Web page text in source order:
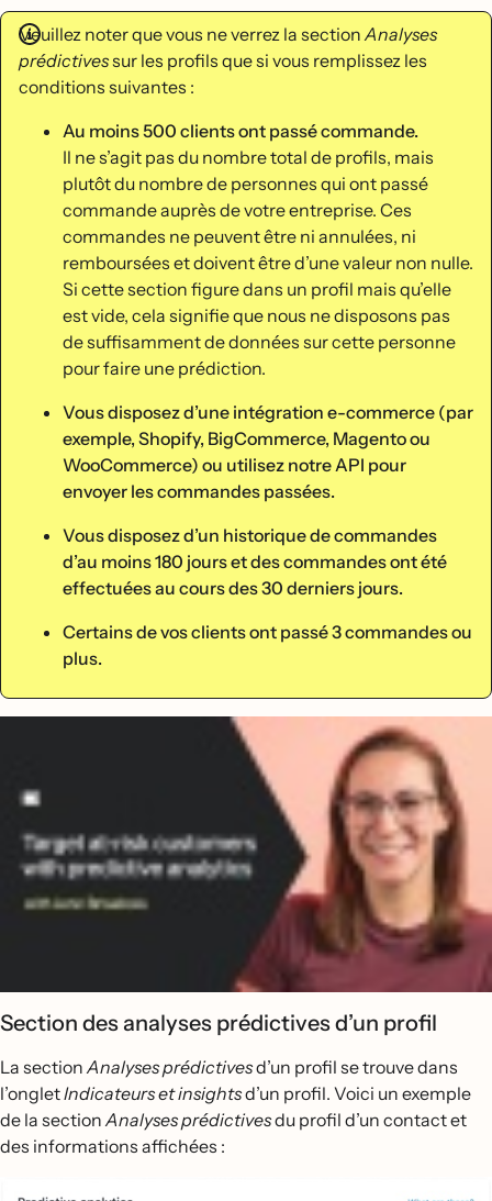
Veuillez noter que vous ne verrez la sectionAnalyses
prédictivessur les profils que si vous remplissez les
conditions suivantes :
Au moins 500 clients ont passé commande.
Il ne s’agit pas du nombre total de profils, mais
plutôt du nombre de personnes qui ont passé
commande auprès de votre entreprise. Ces
commandes ne peuvent être ni annulées, ni
remboursées et doivent être d’une valeur non nulle.
Si cette section figure dans un profil mais qu’elle
est vide, cela signifie que nous ne disposons pas
de suffisamment de données sur cette personne
pour faire une prédiction.
Vous disposez d’une intégration e-commerce (par
exemple, Shopify, BigCommerce, Magento ou
WooCommerce) ou utilisez notre API pour
envoyer les commandes passées.
Vous disposez d’un historique de commandes
d’au moins 180 jours et des commandes ont été
effectuées au cours des 30 derniers jours.
Certains de vos clients ont passé 3 commandes ou
plus.
Section des analyses prédictives d’un profil
La section Analyses prédictivesd’un profil se trouve dans
l’ongletIndicateurs et insightsd’un profil. Voici un exemple
de la section Analyses prédictivesdu profil d’un contact et
des informations affichées :